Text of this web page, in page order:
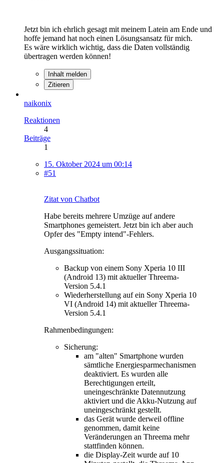
Jetzt bin ich ehrlich gesagt mit meinem Latein am Ende und
hoffe jemand hat noch einen Lösungsansatz für mich.
Es wäre wirklich wichtig, dass die Daten vollständig
übertragen werden können!
Inhalt melden
Zitieren
naikonix
Reaktionen
4
Beiträge
1
15. Oktober 2024 um 00:14
#51
Zitat von Chatbot
Habe bereits mehrere Umzüge auf andere
Smartphones gemeistert. Jetzt bin ich aber auch
Opfer des "Empty intend"-Fehlers.
Ausgangssituation:
Backup von einem Sony Xperia 10 III
(Android 13) mit aktueller Threema-
Version 5.4.1
Wiederherstellung auf ein Sony Xperia 10
VI (Android 14) mit aktueller Threema-
Version 5.4.1
Rahmenbedingungen:
Sicherung:
am "alten" Smartphone wurden
sämtliche Energiesparmechanismen
deaktiviert. Es wurden alle
Berechtigungen erteilt,
uneingeschränkte Datennutzung
aktiviert und die Akku-Nutzung auf
uneingeschränkt gestellt.
das Gerät wurde derweil offline
genommen, damit keine
Veränderungen an Threema mehr
stattfinden können.
die Display-Zeit wurde auf 10